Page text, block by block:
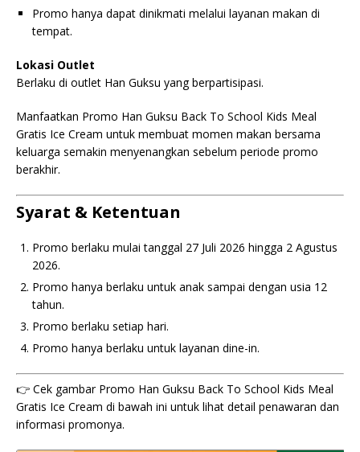
Promo hanya dapat dinikmati melalui layanan makan di
tempat.
Lokasi Outlet
Berlaku di outlet Han Guksu yang berpartisipasi.
Manfaatkan Promo Han Guksu Back To School Kids Meal
Gratis Ice Cream untuk membuat momen makan bersama
keluarga semakin menyenangkan sebelum periode promo
berakhir.
Syarat & Ketentuan
Promo berlaku mulai tanggal 27 Juli 2026 hingga 2 Agustus
2026.
Promo hanya berlaku untuk anak sampai dengan usia 12
tahun.
Promo berlaku setiap hari.
Promo hanya berlaku untuk layanan dine-in.
👉 Cek gambar Promo Han Guksu Back To School Kids Meal
Gratis Ice Cream di bawah ini untuk lihat detail penawaran dan
informasi promonya.